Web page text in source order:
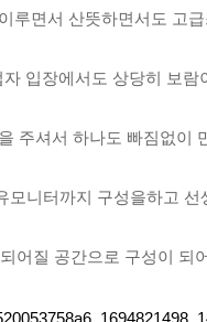
루면서 산뜻하면서도 고
입장에서도 상당히 보람
주셔서 하나도 빠짐없이
니터까지 구성을하고
어질 공간으로 구성이 되